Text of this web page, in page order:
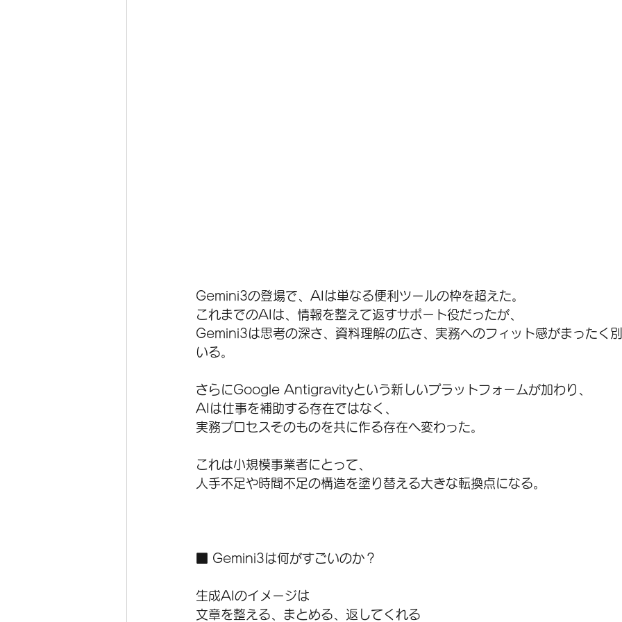
Gemini3の登場で、AIは単なる便利ツールの枠を超えた。
これまでのAIは、情報を整えて返すサポート役だったが、
Gemini3は思考の深さ、資料理解の広さ、実務へのフィット感がまったく
いる。
さらにGoogle Antigravityという新しいプラットフォームが加わり、
AIは仕事を補助する存在ではなく、
実務プロセスそのものを共に作る存在へ変わった。
これは小規模事業者にとって、
人手不足や時間不足の構造を塗り替える大きな転換点になる。
■ Gemini3は何がすごいのか？
生成AIのイメージは
文章を整える、まとめる、返してくれる